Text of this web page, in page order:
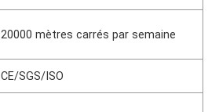
20000 mètres carrés par semaine
CE/SGS/ISO